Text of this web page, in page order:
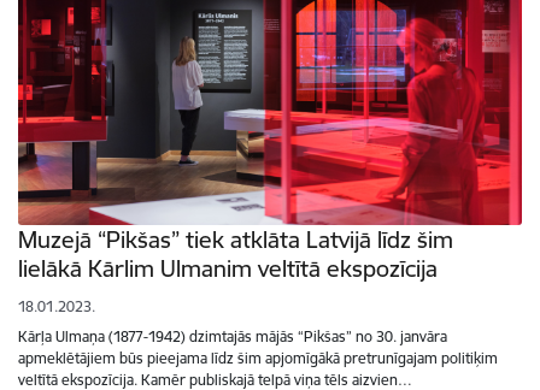
Muzejā “Pikšas” tiek atklāta Latvijā līdz šim
lielākā Kārlim Ulmanim veltītā ekspozīcija
18.01.2023.
Kārļa Ulmaņa (1877-1942) dzimtajās mājās “Pikšas” no 30. janvāra
apmeklētājiem būs pieejama līdz šim apjomīgākā pretrunīgajam politiķim
veltītā ekspozīcija. Kamēr publiskajā telpā viņa tēls aizvien…